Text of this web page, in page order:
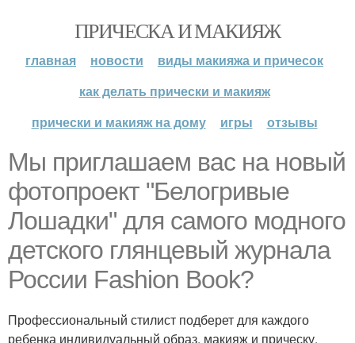
ПРИЧЕСКА И МАКИЯЖ
главная новости
виды макияжа и причесок
как делать прически и макияж
прически и макияж на дому
игры отзывы
Мы приглашаем вас на новый
фотопроект "Белогривые
Лошадки" для самого модного
детского глянцевый журнала
России Fashion Book?
Профессиональный стилист подберет для каждого
ребенка индивидуальный образ, макияж и прическу.